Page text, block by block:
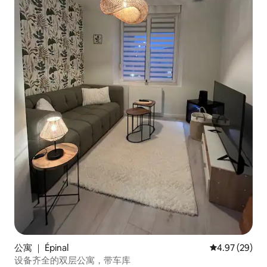
公寓 ｜ Épinal 平均评分
4.97 (29)
设备齐全的双层公寓，带车库